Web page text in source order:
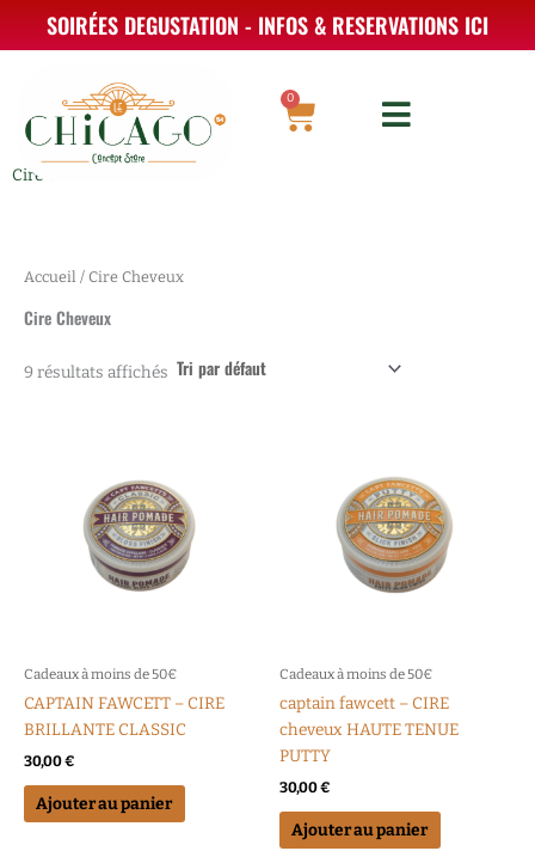
SOIRÉES DEGUSTATION - INFOS & RESERVATIONS ICI
0
Panier
Cire Cheveux
Accueil / Cire Cheveux
Cire Cheveux
9 résultats affichés
Cadeaux à moins de 50€
CAPTAIN FAWCETT – CIRE
BRILLANTE CLASSIC
30,00€
Ajouter au panier
Cadeaux à moins de 50€
captain fawcett – CIRE
cheveux HAUTE TENUE
PUTTY
30,00€
Ajouter au panier